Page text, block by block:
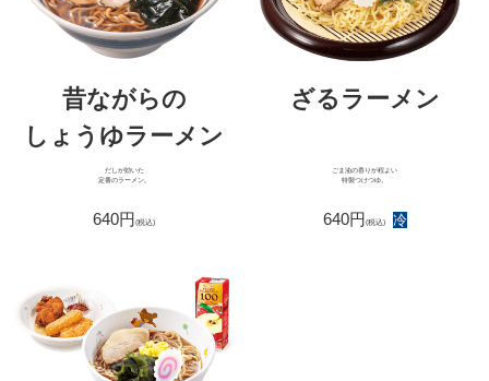
昔ながらの
しょうゆラーメン
だしが効いた
定番のラーメン。
640円(税込)
ざるラーメン
ごま油の香りが程よい
特製つけつゆ。
640円(税込) 冷